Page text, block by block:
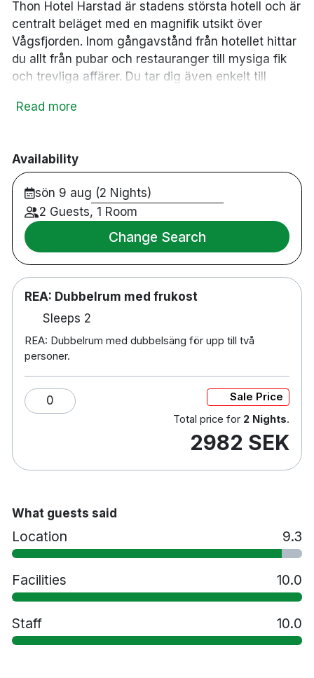
Thon Hotel Harstad är stadens största hotell och är
centralt beläget med en magnifik utsikt över
Vågsfjorden. Inom gångavstånd från hotellet hittar
du allt från pubar och restauranger till mysiga fik
och trevliga affärer. Du tar dig även enkelt till
och en av Nord-Norges största badanläggningar
På rummen hittar du sköna sängar, privat badrum,
gratis WiFi, TV och vattenkokare. När dagen lider
mot sitt slut kan du slå dig ner på hotellets
gemytliga och charmiga takterass med en rykande
kopp te. Om du har tur kanske du till och med får
uppleva norrsken.
139 rum
Dubbelrum & familjerum
Badrum med dusch
Gratis WiFi
TV
Skrivbord
Hårtork
Room service
Restaurang
Takterass
Tvättservice
Husdjur tillåts mot en avgift
Handikappsanpassade rum finns tillgängliga
5 minuters promenad till Grottebadet
40 minuters bilresa till Evenes flygplats
Read more
Availability
sön 9 aug (2 Nights)
2 Guests, 1 Room
Change Search
REA: Dubbelrum med frukost
Sleeps 2
REA: Dubbelrum med dubbelsäng för upp till två
personer.
0
Sale Price
Total price for 2 Nights.
2982 SEK
What guests said
Location 9.3
Facilities 10.0
Staff 10.0